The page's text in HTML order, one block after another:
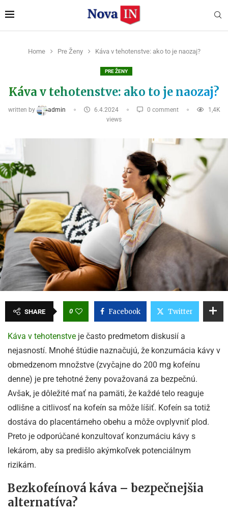
Home Pre Ženy Káva v tehotenstve: ako to je naozaj?
PRE ŽENY
Káva v tehotenstve: ako to je naozaj?
written by admin 6.4.2024 0 comment
1,4K
views
SHARE 0 Facebook Twitter
Káva v tehotenstve je často predmetom diskusií a
nejasností. Mnohé štúdie naznačujú, že konzumácia kávy v
obmedzenom množstve (zvyčajne do 200 mg kofeínu
denne) je pre tehotné ženy považovaná za bezpečnú.
Avšak, je dôležité mať na pamäti, že každé telo reaguje
odlišne a citlivosť na kofeín sa môže líšiť. Kofeín sa totiž
dostáva do placentárneho obehu a môže ovplyvniť plod.
Preto je odporúčané konzultovať konzumáciu kávy s
lekárom, aby sa predišlo akýmkoľvek potenciálnym
rizikám.
Bezkofeínová káva – bezpečnejšia
alternatíva?